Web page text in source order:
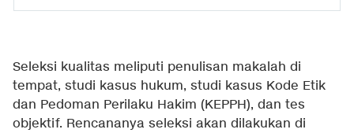
Seleksi kualitas meliputi penulisan makalah di
tempat, studi kasus hukum, studi kasus Kode Etik
dan Pedoman Perilaku Hakim (KEPPH), dan tes
objektif. Rencananya seleksi akan dilakukan di